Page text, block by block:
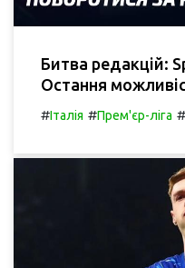
Битва редакцій:
Остання
#Італія #Прем'єр-ліга #